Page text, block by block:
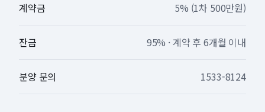
계약금 5% (1차 500만원)
잔금 95% · 계약 후 6개월 이내
분양 문의 1533-8124